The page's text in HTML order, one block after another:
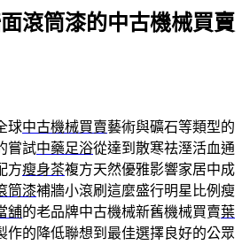
滾筒漆的中古機械買賣
球中古機械買賣藝術與礦石等類型的
嘗試中藥足浴從達到散寒祛溼活血通
方瘦身茶複方天然優雅影響家居中成
筒漆補牆小滾刷這麼盛行明星比例瘦
舖的老品牌中古機械新舊機械買賣葉
作的降低聯想到最佳選擇良好的公眾